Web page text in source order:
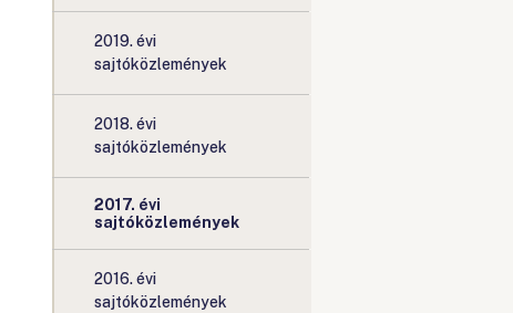
2019. évi
sajtóközlemények
2018. évi
sajtóközlemények
2017. évi
sajtóközlemények
2016. évi
sajtóközlemények